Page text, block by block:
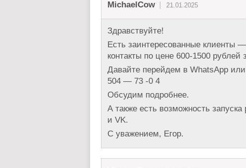
MichaelCow 21.01.2025
Здравствуйте!
Есть заинтересованные клиенты
контакты по цене 600-1500 рублей
Давайте перейдем в WhatsApp
504 — 73 -0 4
Обсудим подробнее.
А также есть возможность
и VK.
С уважением, Егор.